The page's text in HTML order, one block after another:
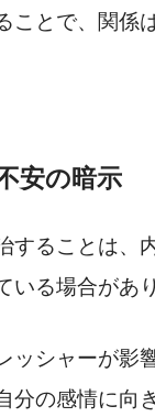
ことで、関係
安の暗示
することは、
いる場合があ
ッシャーが影
分の感情に向